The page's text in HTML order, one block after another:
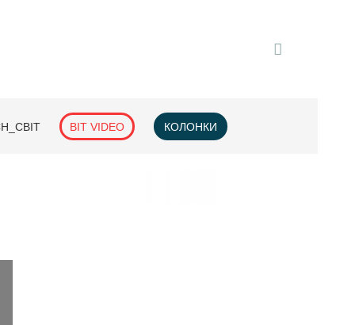
BIT VIDEO КОЛОНКИ